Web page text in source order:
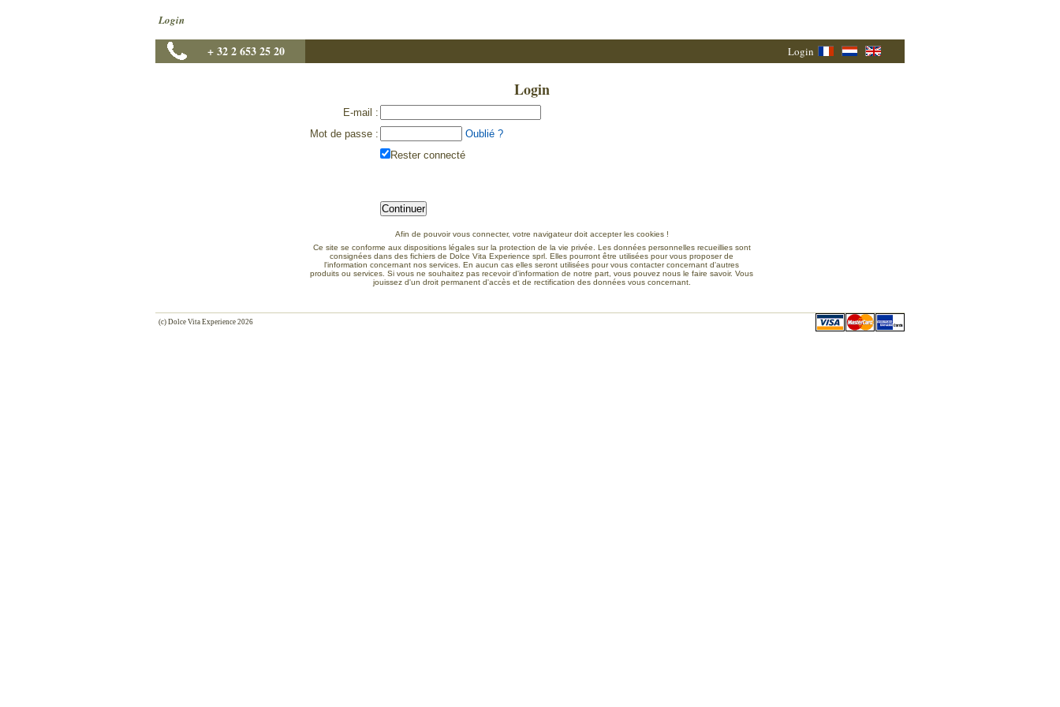
Login
+ 32 2 653 25 20 Login
Login
E-mail :
Mot de passe :
Oublié ?
Rester connecté
Afin de pouvoir vous connecter, votre navigateur doit accepter les cookies !
Ce site se conforme aux dispositions légales sur la protection de la vie privée. Les données personnelles recueillies sont
consignées dans des fichiers de Dolce Vita Experience sprl. Elles pourront être utilisées pour vous proposer de
l'information concernant nos services. En aucun cas elles seront utilisées pour vous contacter concernant d'autres
produits ou services. Si vous ne souhaitez pas recevoir d'information de notre part, vous pouvez nous le faire savoir. Vous
jouissez d'un droit permanent d'accès et de rectification des données vous concernant.
(c) Dolce Vita Experience 2026